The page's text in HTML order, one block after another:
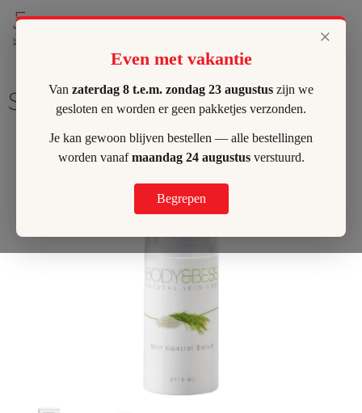
Skin Control Serum
×
Even met vakantie
Van zaterdag 8 t.e.m. zondag 23 augustus zijn we
gesloten en worden er geen pakketjes verzonden.
Je kan gewoon blijven bestellen — alle bestellingen
worden vanafmaandag 24 augustusverstuurd.
Begrepen